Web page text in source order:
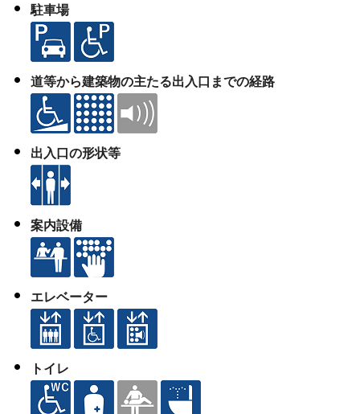
駐車場
道等から建築物の主たる出入口までの経路
出入口の形状等
案内設備
エレベーター
トイレ